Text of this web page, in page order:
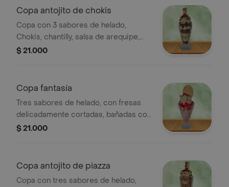
Copa antojito de chokis
Copa con 3 sabores de helado,
Chokis, chantilly, salsa de arequipe,
cereza y barquillo. Tamaño: 24 oz.
$ 21.000
Copa fantasía
Tres sabores de helado, con fresas
delicadamente cortadas, bañadas con
crema de leche, chantilly, lecherita y
$ 21.000
Copa antojito de piazza
Copa con tres sabores de helado,